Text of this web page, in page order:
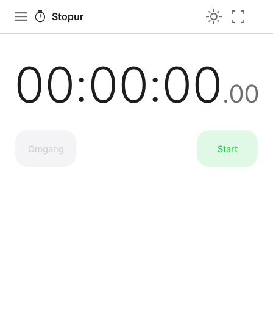
menu timer Stopur light_mode fullscreen
00:00:00.00
Omgang Start